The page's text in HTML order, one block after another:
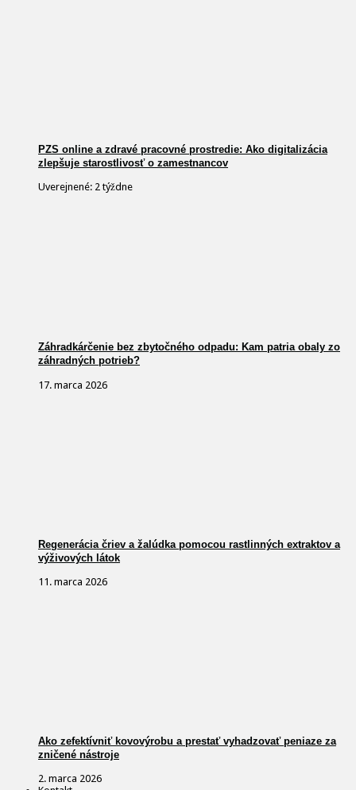
PZS online a zdravé pracovné prostredie: Ako digitalizácia
zlepšuje starostlivosť o zamestnancov
Uverejnené: 2 týždne
Záhradkárčenie bez zbytočného odpadu: Kam patria obaly zo
záhradných potrieb?
17. marca 2026
Regenerácia čriev a žalúdka pomocou rastlinných extraktov a
výživových látok
11. marca 2026
Ako zefektívniť kovovýrobu a prestať vyhadzovať peniaze za
zničené nástroje
2. marca 2026